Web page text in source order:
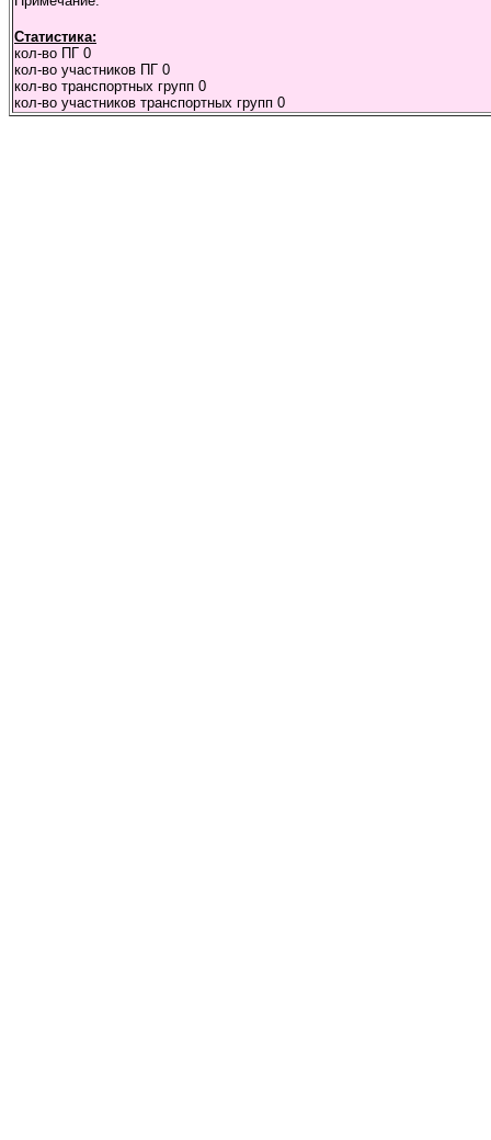
Статистика:
кол-во ПГ 0
кол-во участников ПГ 0
кол-во транспортных групп 0
кол-во участников транспортных групп 0